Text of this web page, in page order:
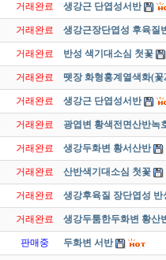
거래완료 생강근 단엽성서반
거래완료 생강근장단엽성 후육질
거래완료 반성 색기대소심 첫꽃
거래완료 뗏장 화형홍계열색화(꽃
거래완료 생강근 단엽성서반
거래완료 광엽변 황색전면산반녹
거래완료 생강두화변 황서산반
거래완료 산반색기대소심 첫꽃
거래완료 생강후육질 장단엽성 반
거래완료 생강두툼한두화변 황산
판매중 두화변 서반